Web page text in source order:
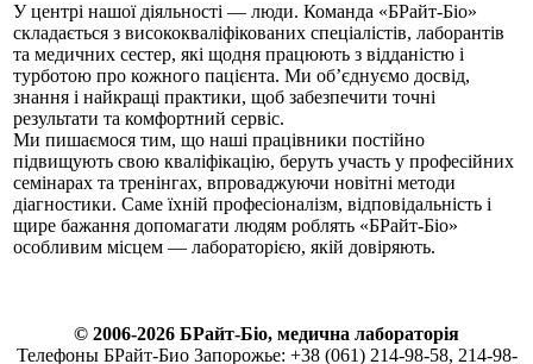
У центрі нашої діяльності — люди. Команда «БРайт-Біо»
складається з висококваліфікованих спеціалістів, лаборантів
та медичних сестер, які щодня працюють з відданістю і
турботою про кожного пацієнта. Ми об’єднуємо досвід,
знання і найкращі практики, щоб забезпечити точні
результати та комфортний сервіс.
Ми пишаємося тим, що наші працівники постійно
підвищують свою кваліфікацію, беруть участь у професійних
семінарах та тренінгах, впроваджуючи новітні методи
діагностики. Саме їхній професіоналізм, відповідальність і
щире бажання допомагати людям роблять «БРайт-Біо»
особливим місцем — лабораторією, якій довіряють.
© 2006-2026 БРайт-Біо, медична лабораторія
Телефоны БРайт-Био Запорожье: +38 (061) 214-98-58, 214-98-